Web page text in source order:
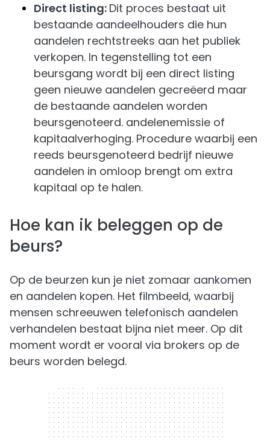
Direct listing: Dit proces bestaat uit
bestaande aandeelhouders die hun
aandelen rechtstreeks aan het publiek
verkopen. In tegenstelling tot een
beursgang wordt bij een direct listing
geen nieuwe aandelen gecreëerd maar
de bestaande aandelen worden
beursgenoteerd. andelenemissie of
kapitaalverhoging. Procedure waarbij een
reeds beursgenoteerd bedrijf nieuwe
aandelen in omloop brengt om extra
kapitaal op te halen.
Hoe kan ik beleggen op de
beurs?
Op de beurzen kun je niet zomaar aankomen
en aandelen kopen. Het filmbeeld, waarbij
mensen schreeuwen telefonisch aandelen
verhandelen bestaat bijna niet meer. Op dit
moment wordt er vooral via brokers op de
beurs worden belegd.
300 x 250